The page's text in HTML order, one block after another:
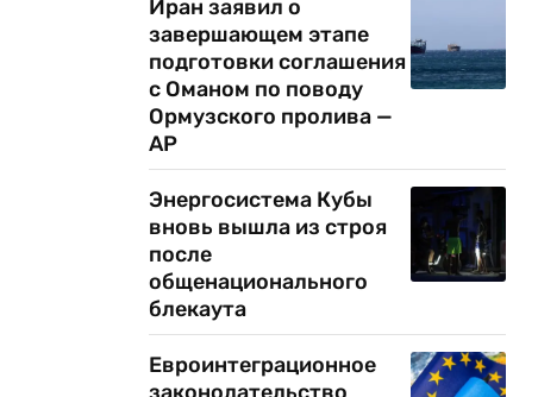
Иран заявил о
завершающем этапе
подготовки соглашения
с Оманом по поводу
Ормузского пролива —
AP
Энергосистема Кубы
вновь вышла из строя
после
общенационального
блекаута
Евроинтеграционное